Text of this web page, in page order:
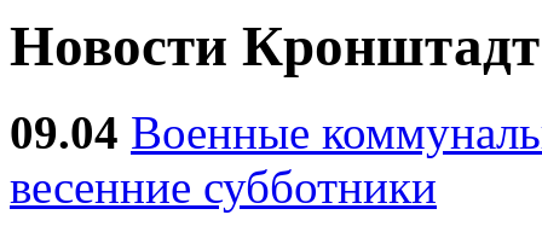
Новости
09.04 Военные
весенние субботники